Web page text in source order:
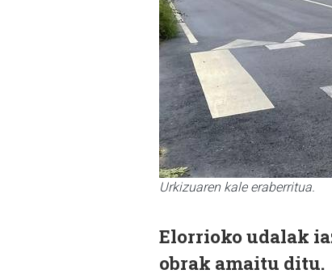
Urkizuaren kale eraberritua.
Elorrioko udalak
obrak amaitu ditu.